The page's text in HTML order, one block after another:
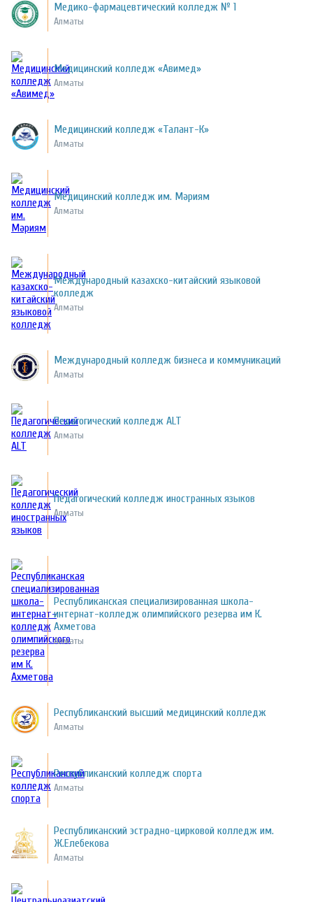
Медико-фармацевтический колледж № 1
Алматы
Медицинский колледж «Авимед»
Алматы
Медицинский колледж «Талант-К»
Алматы
Медицинский колледж им. Мәриям
Алматы
Международный казахско-китайский языковой
колледж
Алматы
Международный колледж бизнеса и коммуникаций
Алматы
Педагогический колледж ALT
Алматы
Педагогический колледж иностранных языков
Алматы
Республиканская специализированная школа-
интернат-колледж олимпийского резерва им К.
Ахметова
Алматы
Республиканский высший медицинский колледж
Алматы
Республиканский колледж спорта
Алматы
Республиканский эстрадно-цирковой колледж им.
Ж.Елебекова
Алматы